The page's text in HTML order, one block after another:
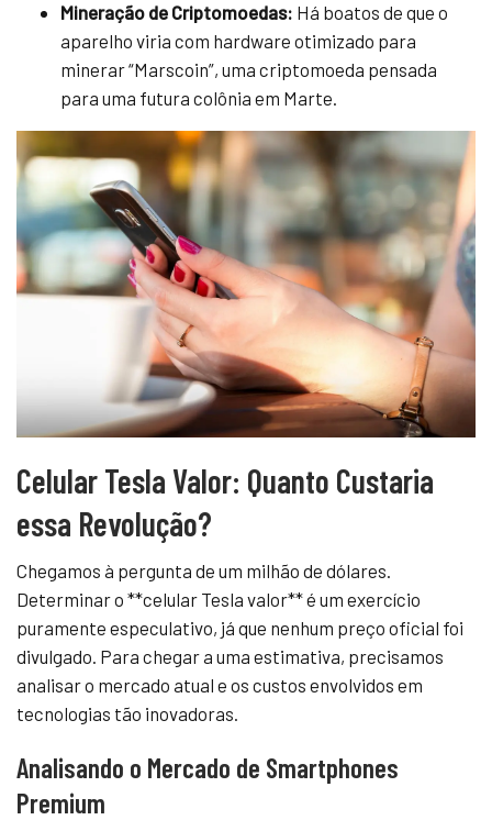
Mineração de Criptomoedas: Há boatos de que o
aparelho viria com hardware otimizado para
minerar “Marscoin”, uma criptomoeda pensada
para uma futura colônia em Marte.
Celular Tesla Valor: Quanto Custaria
essa Revolução?
Chegamos à pergunta de um milhão de dólares.
Determinar o **celular Tesla valor** é um exercício
puramente especulativo, já que nenhum preço oficial foi
divulgado. Para chegar a uma estimativa, precisamos
analisar o mercado atual e os custos envolvidos em
tecnologias tão inovadoras.
Analisando o Mercado de Smartphones
Premium